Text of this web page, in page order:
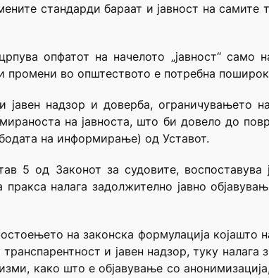
стандарди бараат и јавност на
опфатот на начелото „јавност“ само
во општеството е потребна
надзор и доверба, ограничувањето
на јавноста, што би довело до
на информирање) од Уставот.
5 од Законот за судовите, воспоставува
налага задолжително јавно
на законска формулација којашто
и јавен надзор, туку
како што е објавување со